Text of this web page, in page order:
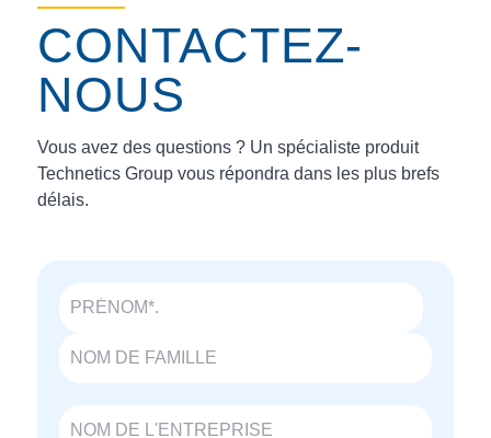
CONTACTEZ-
NOUS
Vous avez des questions ? Un spécialiste produit
Technetics Group vous répondra dans les plus brefs
délais.